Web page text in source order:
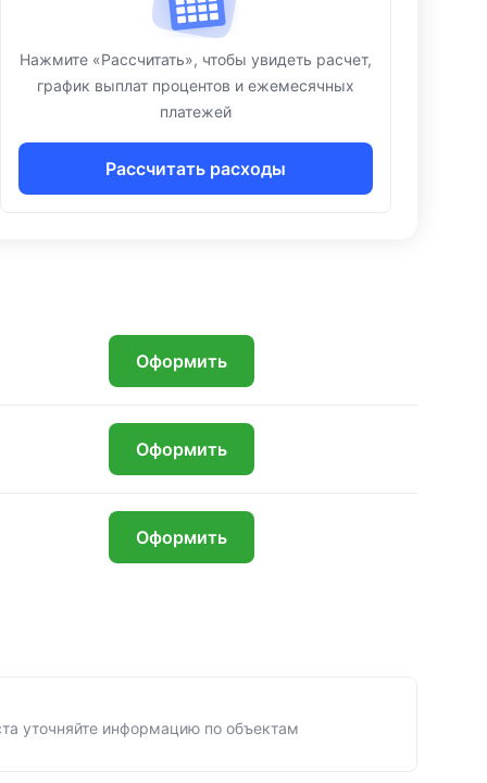
Нажмите «Рассчитать», чтобы увидеть расчет,
график выплат процентов и ежемесячных
платежей
Рассчитать расходы
Оформить
Оформить
Оформить
уточняйте информацию по объектам